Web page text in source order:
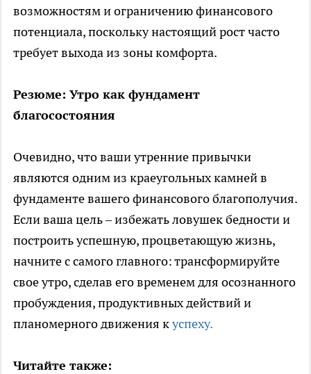
возможностям и ограничению финансового
потенциала, поскольку настоящий рост часто
требует выхода из зоны комфорта.
Резюме: Утро как фундамент
благосостояния
Очевидно, что ваши утренние привычки
являются одним из краеугольных камней в
фундаменте вашего финансового благополучия.
Если ваша цель – избежать ловушек бедности и
построить успешную, процветающую жизнь,
начните с самого главного: трансформируйте
свое утро, сделав его временем для осознанного
пробуждения, продуктивных действий и
планомерного движения куспеху.
Читайте также: